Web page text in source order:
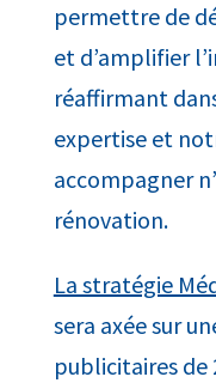
permettre de
et d’amplifier
réaffirmant
expertise et
accompagner
rénovation.
La stratégie
sera axée sur
publicitaires de